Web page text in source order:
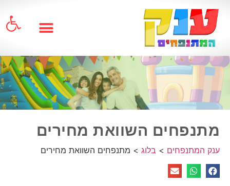
מתנפחים השוואת מחירים
ענק המתנפחים > בלוג > מתנפחים השוואת מחירים